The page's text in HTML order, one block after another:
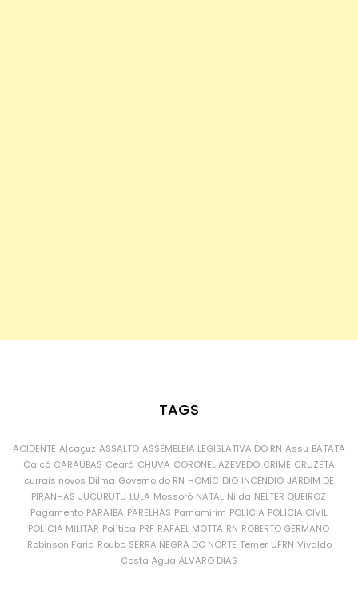
TAGS
ACIDENTE Alcaçuz ASSALTO ASSEMBLEIA LEGISLATIVA DO RN Assu BATATA
Caicó CARAÚBAS Ceará CHUVA CORONEL AZEVEDO CRIME CRUZETA
currais novos Dilma Governo do RN HOMICÍDIO INCÊNDIO JARDIM DE
PIRANHAS JUCURUTU LULA Mossoró NATAL Nilda NÉLTER QUEIROZ
Pagamento PARAÍBA PARELHAS Parnamirim POLÍCIA POLÍCIA CIVIL
POLÍCIA MILITAR Política PRF RAFAEL MOTTA RN ROBERTO GERMANO
Robinson Faria Roubo SERRA NEGRA DO NORTE Temer UFRN Vivaldo
Costa Água ÁLVARO DIAS